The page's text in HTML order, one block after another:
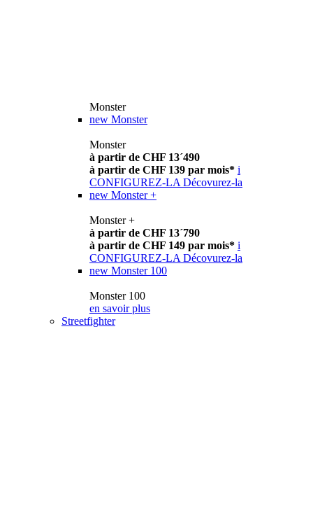
Monster
new Monster
Monster
à partir de CHF 13´490
à partir de CHF 139 par mois* i
CONFIGUREZ-LA Décovurez-la
new Monster +
Monster +
à partir de CHF 13´790
à partir de CHF 149 par mois* i
CONFIGUREZ-LA Décovurez-la
new Monster 100
Monster 100
en savoir plus
Streetfighter